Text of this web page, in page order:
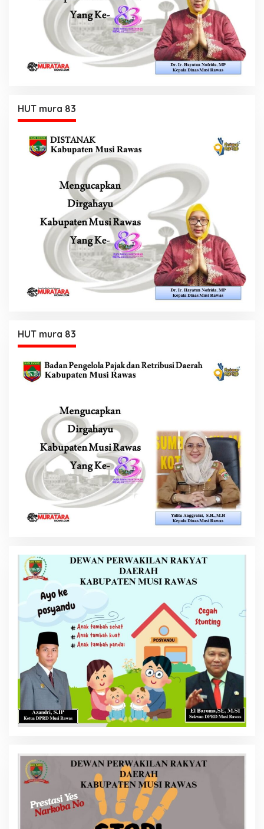
HUT mura 83
HUT mura 83